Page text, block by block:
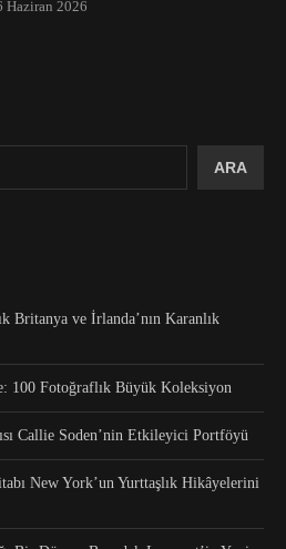
Haziran 2026
ARA
Britanya ve İrlanda’nın Karanlık
100 Fotoğraflık Büyük Koleksiyon
Callie Soden’nin Etkileyici Portföyü
New York’un Yurttaşlık Hikâyelerini